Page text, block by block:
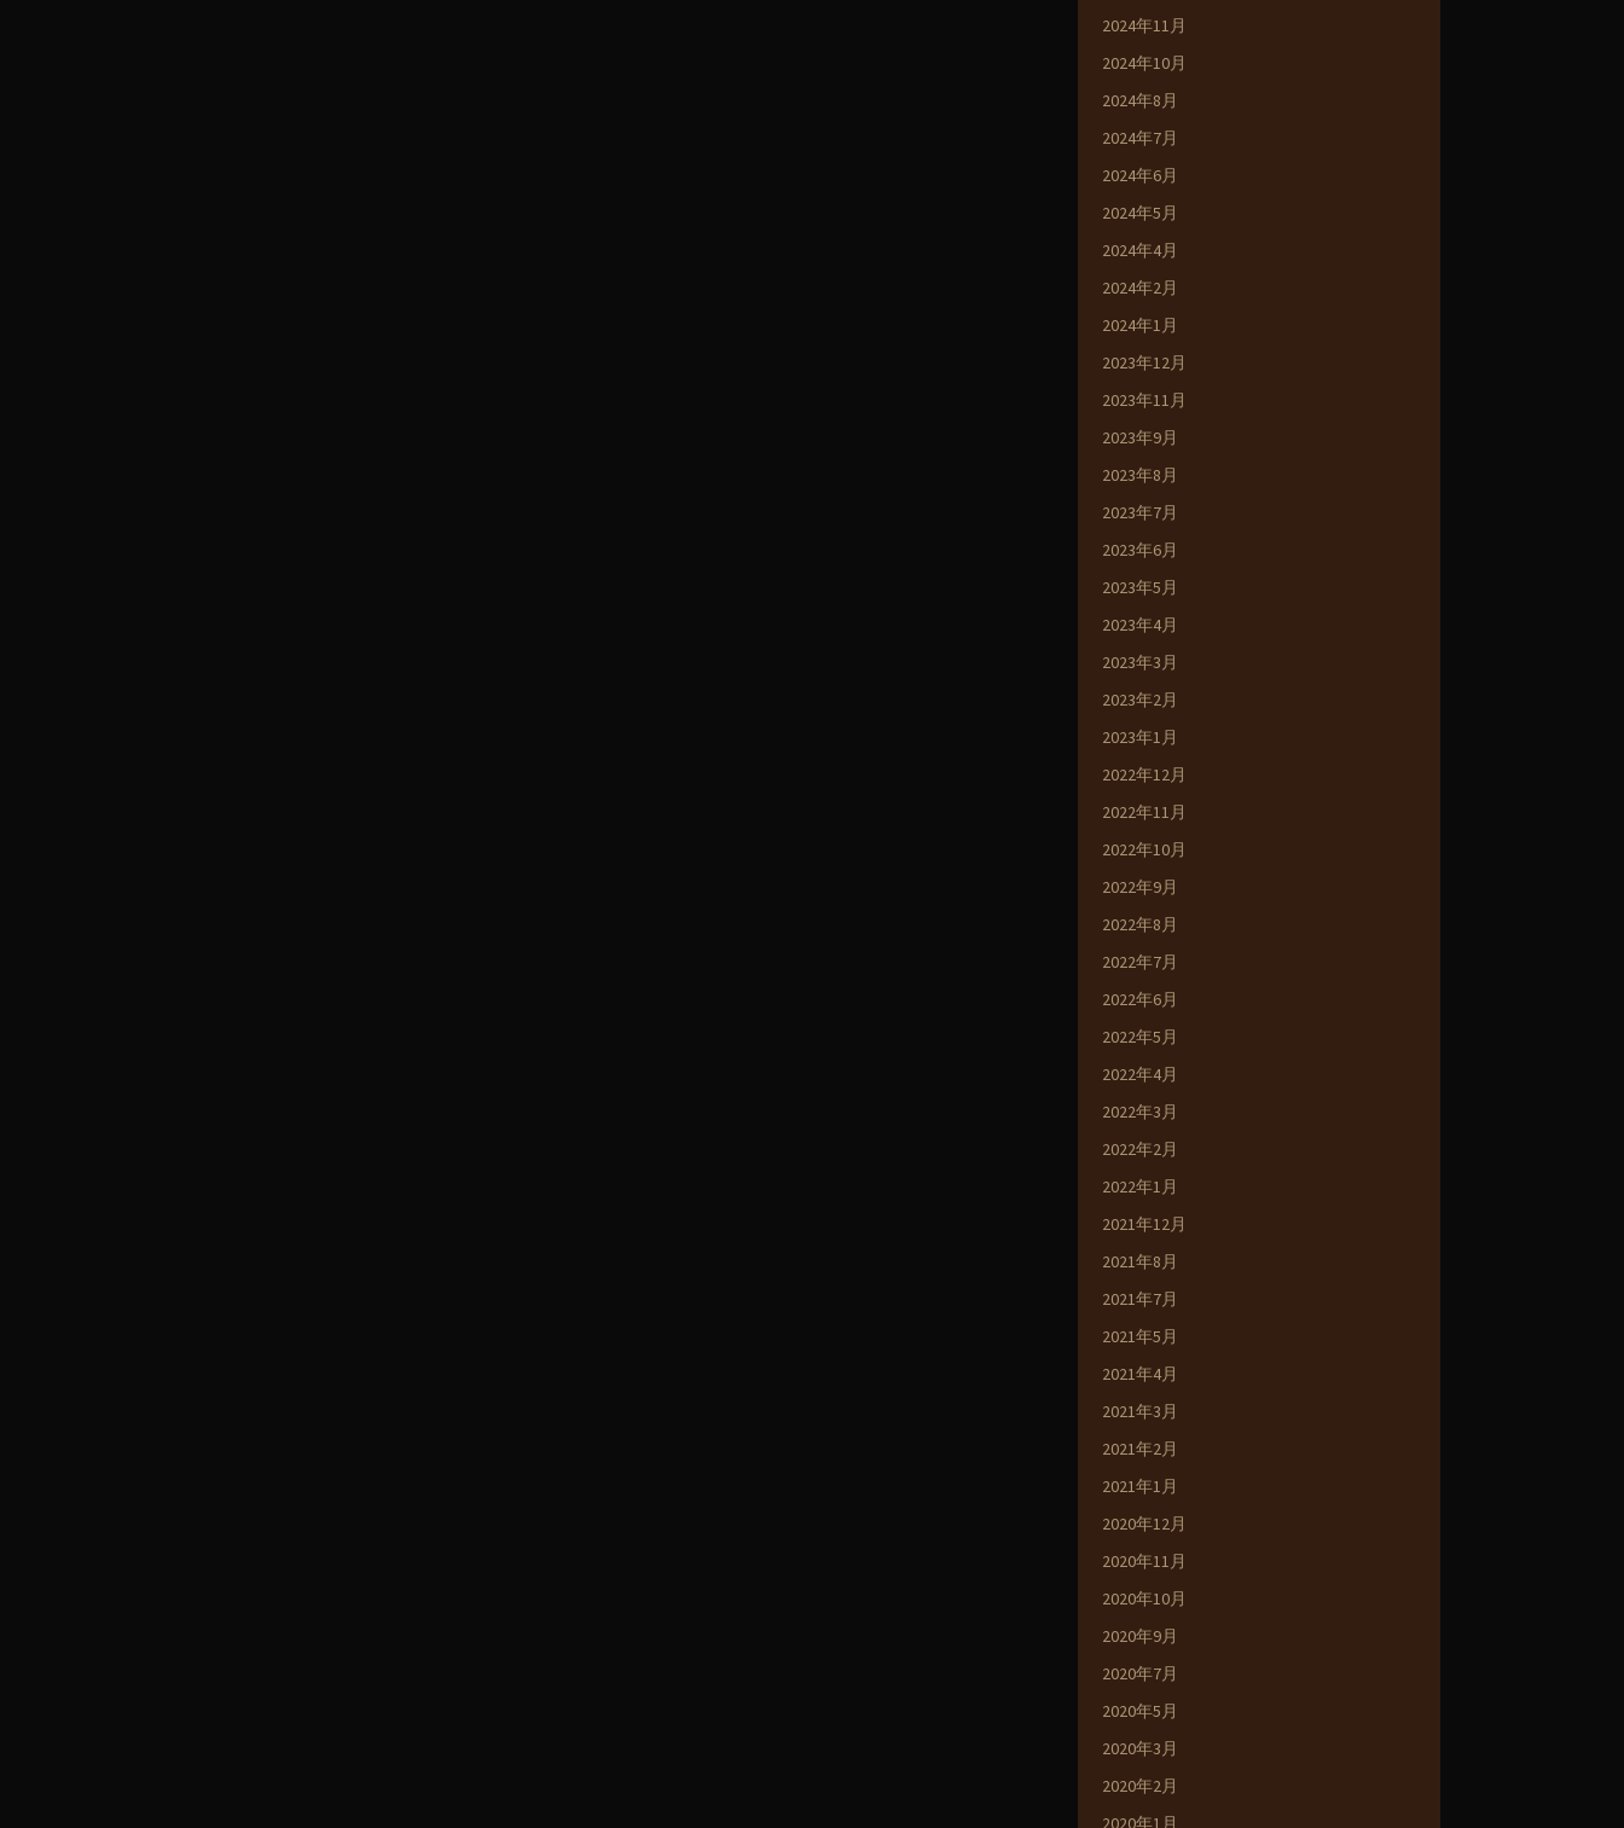
2024年11月
2024年10月
2024年8月
2024年7月
2024年6月
2024年5月
2024年4月
2024年2月
2024年1月
2023年12月
2023年11月
2023年9月
2023年8月
2023年7月
2023年6月
2023年5月
2023年4月
2023年3月
2023年2月
2023年1月
2022年12月
2022年11月
2022年10月
2022年9月
2022年8月
2022年7月
2022年6月
2022年5月
2022年4月
2022年3月
2022年2月
2022年1月
2021年12月
2021年8月
2021年7月
2021年5月
2021年4月
2021年3月
2021年2月
2021年1月
2020年12月
2020年11月
2020年10月
2020年9月
2020年7月
2020年5月
2020年3月
2020年2月
2020年1月